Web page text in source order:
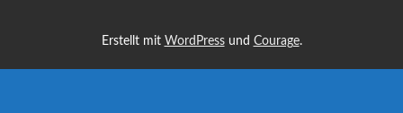
Erstellt mit WordPressund Courage.